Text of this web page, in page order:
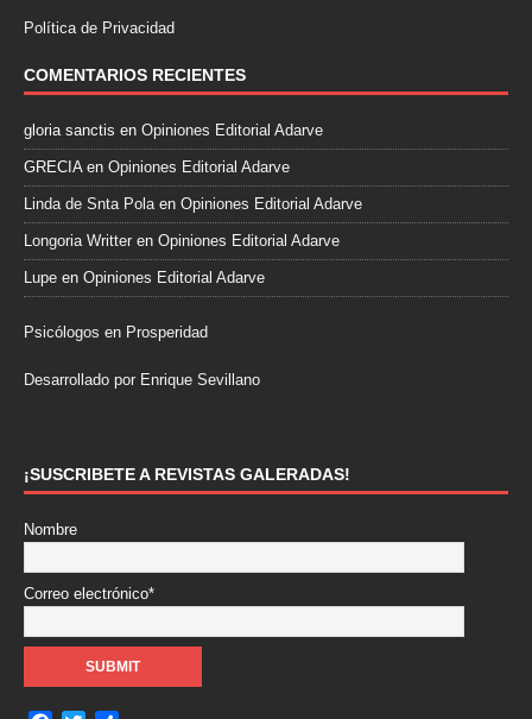
Política de Privacidad
COMENTARIOS RECIENTES
gloria sanctis en Opiniones Editorial Adarve
GRECIAen Opiniones Editorial Adarve
Linda de Snta Polaen Opiniones Editorial Adarve
Longoria Writter en Opiniones Editorial Adarve
Lupe en Opiniones Editorial Adarve
Psicólogos en Prosperidad
Desarrollado por Enrique Sevillano
¡SUSCRIBETE A REVISTAS GALERADAS!
Nombre
Correo electrónico*